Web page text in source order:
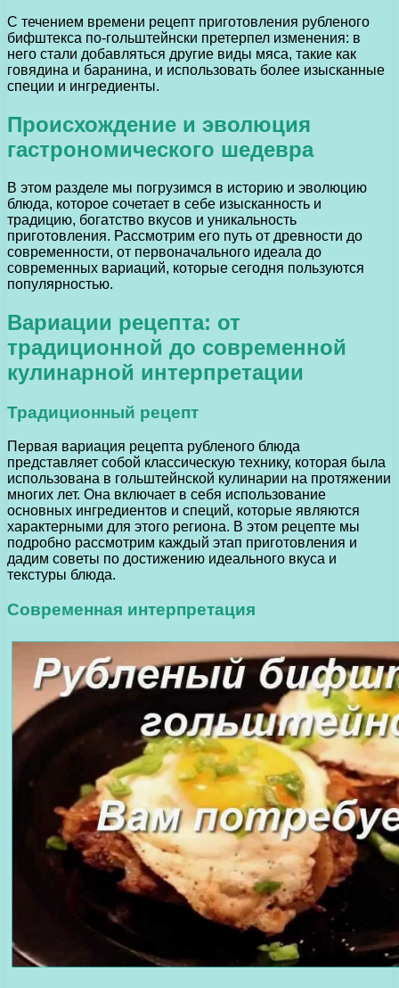
С течением времени рецепт приготовления рубленого
бифштекса по-гольштейнски претерпел изменения: в
него стали добавляться другие виды мяса, такие как
говядина и баранина, и использовать более изысканные
специи и ингредиенты.
Происхождение и эволюция
гастрономического шедевра
В этом разделе мы погрузимся в историю и эволюцию
блюда, которое сочетает в себе изысканность и
традицию, богатство вкусов и уникальность
приготовления. Рассмотрим его путь от древности до
современности, от первоначального идеала до
современных вариаций, которые сегодня пользуются
популярностью.
Вариации рецепта: от
традиционной до современной
кулинарной интерпретации
Традиционный рецепт
Первая вариация рецепта рубленого блюда
представляет собой классическую технику, которая была
использована в гольштейнской кулинарии на протяжении
многих лет. Она включает в себя использование
основных ингредиентов и специй, которые являются
характерными для этого региона. В этом рецепте мы
подробно рассмотрим каждый этап приготовления и
дадим советы по достижению идеального вкуса и
текстуры блюда.
Современная интерпретация